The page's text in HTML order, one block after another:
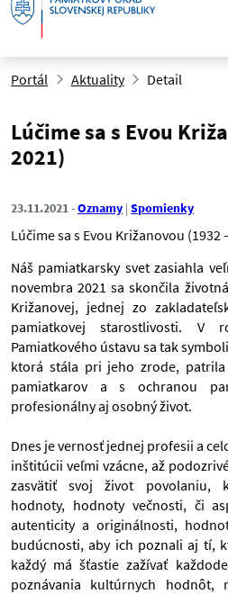
Portál Aktuality Detail
Lúčime sa s Evou
2021)
23.11.2021 Oznamy Spomienky
Lúčime sa s Evou Križanovou (1932
Náš pamiatkarsky svet zasiahla
novembra 2021 sa skončila
Križanovej, jednej zo
pamiatkovej starostlivosti. V
Pamiatkového ústavu sa tak
ktorá stála pri jeho zrode, patrila
pamiatkarov a s ochranou
profesionálny aj osobný život.
Dnes je vernosť jednej profesii a
inštitúcii veľmi vzácne, až
zasvätiť svoj život povolaniu,
hodnoty, hodnoty večnosti, či
autenticity a originálnosti,
budúcnosti, aby ich poznali aj tí,
každý má šťastie zažívať
poznávania kultúrnych